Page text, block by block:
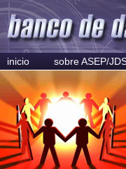
inicio sobre ASEP/